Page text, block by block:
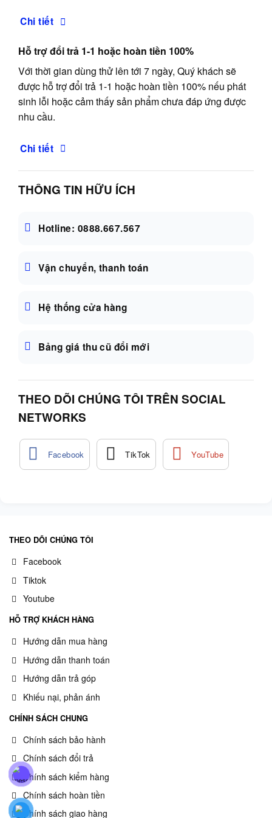
Chi tiết
Hỗ trợ đổi trả 1-1 hoặc hoàn tiền 100%
Với thời gian dùng thử lên tới 7 ngày, Quý khách sẽ
được hỗ trợ đổi trả 1-1 hoặc hoàn tiền 100% nếu phát
sinh lỗi hoặc cảm thấy sản phẩm chưa đáp ứng được
nhu cầu.
Chi tiết
THÔNG TIN HỮU ÍCH
Hotline: 0888.667.567
Vận chuyển, thanh toán
Hệ thống cửa hàng
Bảng giá thu cũ đổi mới
THEO DÕI CHÚNG TÔI TRÊN SOCIAL
NETWORKS
THEO DÕI CHÚNG TÔI
Facebook
Tiktok
Youtube
HỖ TRỢ KHÁCH HÀNG
Hướng dẫn mua hàng
Hướng dẫn thanh toán
Hướng dẫn trả góp
Khiếu nại, phản ánh
CHÍNH SÁCH CHUNG
Chính sách bảo hành
Chính sách đổi trả
Chính sách kiểm hàng
Chính sách hoàn tiền
Chính sách giao hàng